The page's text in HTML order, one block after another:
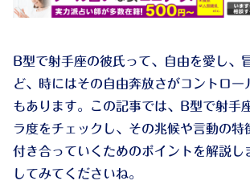
B型で射手座の彼氏って、自由を愛し、
ど、時にはその自由奔放さがコントロー
もあります。この記事では、B型で射手
ラ度をチェックし、その兆候や言動の特
付き合っていくためのポイントを解説し
してみてくださいね。